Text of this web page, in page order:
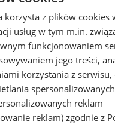
jest minimalna.
stopy i łydki angażują
z przeciążenia.
Megagrip – trzymasz
Vibram Megagrip
obuwia górskiego.
się w błoto, mokrą
korzysta z plików cookies
usług w tym m.in.
funkcjonowaniem
jego treści,
korzystania z serwisu,
reklam
reklam) zgodnie z